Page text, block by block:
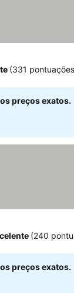
(331
preços exatos.
(240
preços exatos.